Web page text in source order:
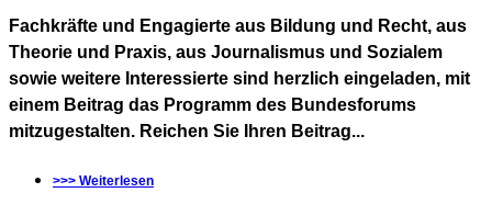
Fachkräfte und Engagierte aus Bildung und Recht, aus
Theorie und Praxis, aus Journalismus und Sozialem
sowie weitere Interessierte sind herzlich eingeladen, mit
einem Beitrag das Programm des Bundesforums
mitzugestalten. Reichen Sie Ihren Beitrag...
>>> Weiterlesen